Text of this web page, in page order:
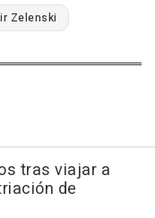
Zelenski
tras viajar a
de